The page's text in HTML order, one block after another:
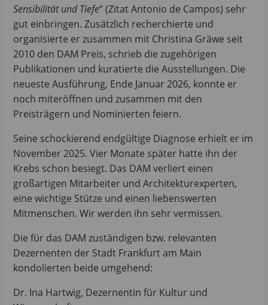
Sensibilität und Tiefe“ (Zitat Antonio de Campos) sehr
gut einbringen. Zusätzlich recherchierte und
organisierte er zusammen mit Christina Gräwe seit
2010 den DAM Preis, schrieb die zugehörigen
Publikationen und kuratierte die Ausstellungen. Die
neueste Ausführung, Ende Januar 2026, konnte er
noch miteröffnen und zusammen mit den
Preisträgern und Nominierten feiern.
Seine schockierend endgültige Diagnose erhielt er im
November 2025. Vier Monate später hatte ihn der
Krebs schon besiegt. Das DAM verliert einen
großartigen Mitarbeiter und Architekturexperten,
eine wichtige Stütze und einen liebenswerten
Mitmenschen. Wir werden ihn sehr vermissen.
Die für das DAM zuständigen bzw. relevanten
Dezernenten der Stadt Frankfurt am Main
kondolierten beide umgehend:
Dr. Ina Hartwig, Dezernentin für Kultur und